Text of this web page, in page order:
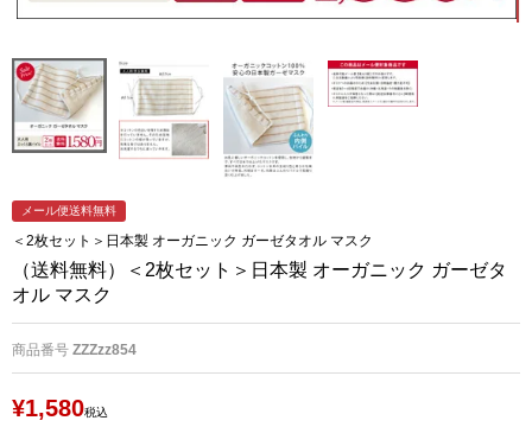
メール便送料無料
＜2枚セット＞日本製 オーガニック ガーゼタオル マスク
（送料無料）＜2枚セット＞日本製 オーガニック ガーゼタ
オル マスク
商品番号 ZZZzz854
¥1,580税込